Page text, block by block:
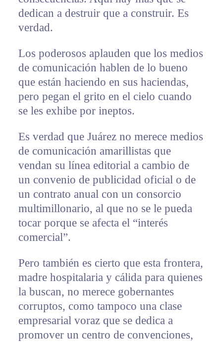
dedican a destruir que a construir. Es
verdad.
Los poderosos aplauden que los medios
de comunicación hablen de lo bueno
que están haciendo en sus haciendas,
pero pegan el grito en el cielo cuando
se les exhibe por ineptos.
Es verdad que Juárez no merece medios
de comunicación amarillistas que
vendan su línea editorial a cambio de
un convenio de publicidad oficial o de
un contrato anual con un consorcio
multimillonario, al que no se le pueda
tocar porque se afecta el “interés
comercial”.
Pero también es cierto que esta frontera,
madre hospitalaria y cálida para quienes
la buscan, no merece gobernantes
corruptos, como tampoco una clase
empresarial voraz que se dedica a
promover un centro de convenciones,